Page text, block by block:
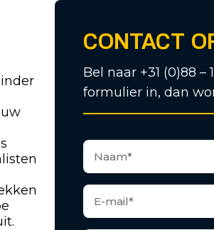
CONTACT
Bel naar +31 (0)88
formulier in, dan